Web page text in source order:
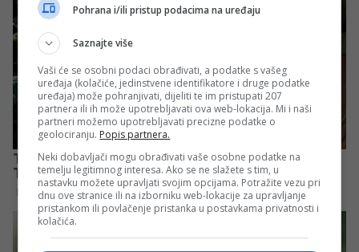
Pohrana i/ili pristup podacima na uređaju
Saznajte više
Vaši će se osobni podaci obrađivati, a podatke s vašeg
uređaja (kolačiće, jedinstvene identifikatore i druge podatke
uređaja) može pohranjivati, dijeliti te im pristupati 207
partnera ili ih može upotrebljavati ova web-lokacija. Mi i naši
partneri možemo upotrebljavati precizne podatke o
geolociranju. Popis partnera.
Neki dobavljači mogu obrađivati vaše osobne podatke na
temelju legitimnog interesa. Ako se ne slažete s tim, u
nastavku možete upravljati svojim opcijama. Potražite vezu pri
dnu ove stranice ili na izborniku web-lokacije za upravljanje
pristankom ili povlačenje pristanka u postavkama privatnosti i
kolačića.